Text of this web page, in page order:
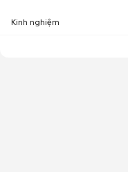
Kinh nghiệm